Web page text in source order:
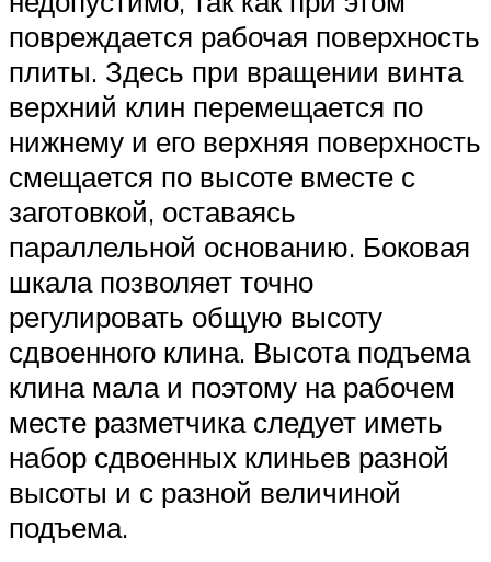
повреждается рабочая поверхность
плиты. Здесь при вращении винта
верхний клин перемещается по
нижнему и его верхняя поверхность
смещается по высоте вместе с
заготовкой, оставаясь
параллельной основанию. Боковая
шкала позволяет точно
регулировать общую высоту
сдвоенного клина. Высота подъема
клина мала и поэтому на рабочем
месте разметчика следует иметь
набор сдвоенных клиньев разной
высоты и с разной величиной
подъема.